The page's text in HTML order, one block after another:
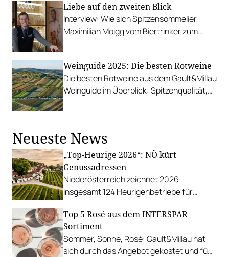
unter die Lupe genommen.
Liebe auf den zweiten Blick
Interview: Wie sich Spitzensommelier
Maximilian Moigg vom Biertrinker zum
Weinguide 2025: Die besten Rotweine
Die besten Rotweine aus dem Gault&Millau
Weinguide im Überblick: Spitzenqualität,
Neueste News
„Top-Heurige 2026“: NÖ kürt
Genussadressen
Niederösterreich zeichnet 2026
insgesamt 124 Heurigenbetriebe für
Top 5 Rosé aus dem INTERSPAR
Sortiment
Sommer, Sonne, Rosé: Gault&Millau hat
sich durch das Angebot gekostet und fünf